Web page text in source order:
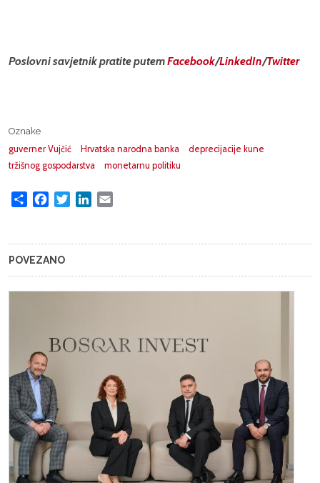
Poslovni savjetnik pratite putemFacebook/LinkedIn/Twitter
Oznake
guverner Vujčić
Hrvatska narodna banka
deprecijacije kune
tržišnog gospodarstva
monetarnu politiku
Share FacebookTwitterLinkedIn
POVEZANO